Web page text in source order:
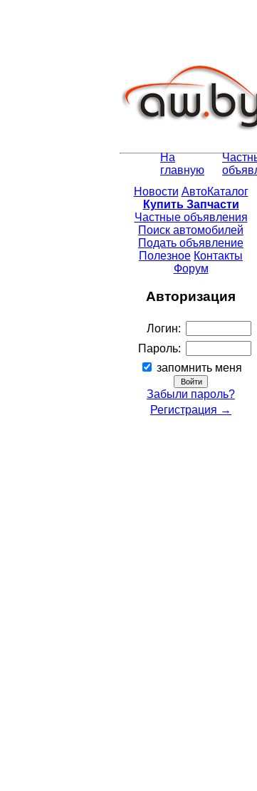
На
главную
Новости АвтоКаталог
Купить Запчасти
Частные объявления
Поиск автомобилей
Подать объявление
Полезное Контакты
Форум
Авторизация
Логин:
Пароль:
запомнить меня
Забыли пароль?
Регистрация →